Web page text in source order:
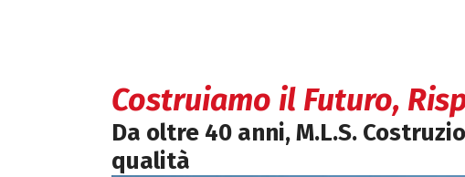
Costruiamo il Futuro,
Da oltre 40 anni, M.L.S.
qualità